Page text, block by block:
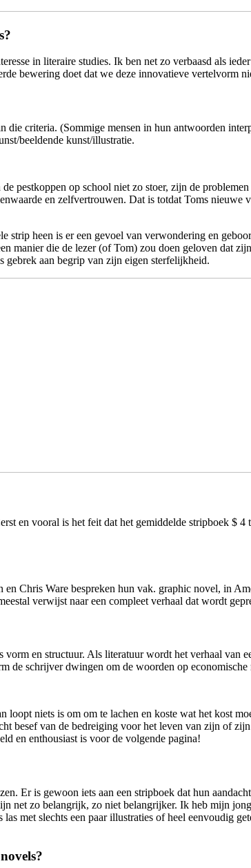
in literaire studies. Ik ben net zo verbaasd als
bewering doet dat we deze innovatieve vertelvorm
criteria. (Sommige mensen in hun antwoorden
beeldende kunst/illustratie.
pestkoppen op school niet zo stoer, zijn de
en zelfvertrouwen. Dat is totdat Toms nieuwe
heen is er een gevoel van verwondering en
manier die de lezer (of Tom) zou doen geloven dat
gebrek aan begrip van zijn eigen sterfelijkheid.
en vooral is het feit dat het gemiddelde stripboek $
Chris Ware bespreken hun vak. graphic novel, in
verwijst naar een compleet verhaal dat wordt
en structuur. Als literatuur wordt het verhaal van
de schrijver dwingen om de woorden op economische
loopt niets is om om te lachen en koste wat het kost
besef van de bedreiging voor het leven van zijn of
en enthousiast is voor de volgende pagina!
Er is gewoon iets aan een stripboek dat hun
net zo belangrijk, zo niet belangrijker. Ik heb mijn
met slechts een paar illustraties of heel eenvoudig